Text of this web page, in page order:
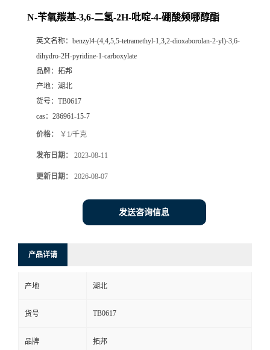
N-苄氧羰基-3,6-二氢-2H-吡啶-4-硼酸频哪醇酯
英文名称： benzyl4-(4,4,5,5-tetramethyl-1,3,2-dioxaborolan-2-yl)-3,6-
dihydro-2H-pyridine-1-carboxylate
品牌： 拓邦
产地： 湖北
货号： TB0617
cas： 286961-15-7
价格： ￥1/千克
发布日期： 2023-08-11
更新日期： 2026-08-07
发送咨询信息
产品详请
产地 湖北
货号 TB0617
品牌 拓邦